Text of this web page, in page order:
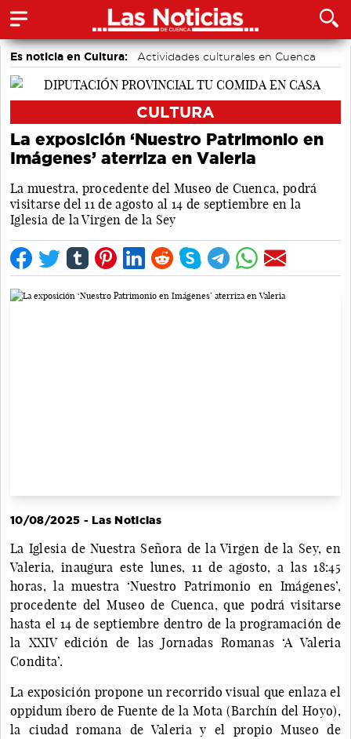
Es noticia en Cultura: Actividades culturales en Cuenca
CULTURA
La exposición ‘Nuestro Patrimonio en
Imágenes’ aterriza en Valeria
La muestra, procedente del Museo de Cuenca, podrá
visitarse del 11 de agosto al 14 de septiembre en la
Iglesia de la Virgen de la Sey
10/08/2025 - Las Noticias
La Iglesia de Nuestra Señora de la Virgen de la Sey, en
Valeria, inaugura este lunes, 11 de agosto, a las 18:45
horas, la muestra ‘Nuestro Patrimonio en Imágenes’,
procedente del Museo de Cuenca, que podrá visitarse
hasta el 14 de septiembre dentro de la programación de
la XXIV edición de las Jornadas Romanas ‘A Valeria
Condita’.
La exposición propone un recorrido visual que enlaza el
oppidum íbero de Fuente de la Mota (Barchín del Hoyo),
la ciudad romana de Valeria y el propio Museo de